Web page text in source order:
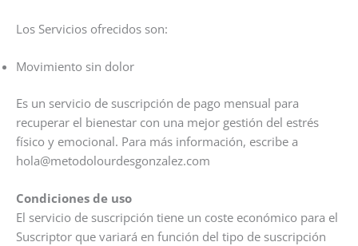
Los Servicios ofrecidos son:
Movimiento sin dolor
Es un servicio de suscripción de pago mensual para
recuperar el bienestar con una mejor gestión del estrés
físico y emocional. Para más información, escribe a
hola@metodolourdesgonzalez.com
Condiciones de uso
El servicio de suscripción tiene un coste económico para el
Suscriptor que variará en función del tipo de suscripción